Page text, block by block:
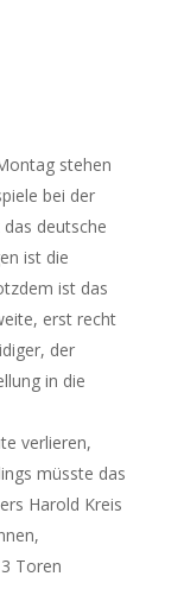
stehen
bei der
deutsche
ist die
ist das
erst recht
der
in die
verlieren,
müsste das
Harold Kreis
Toren